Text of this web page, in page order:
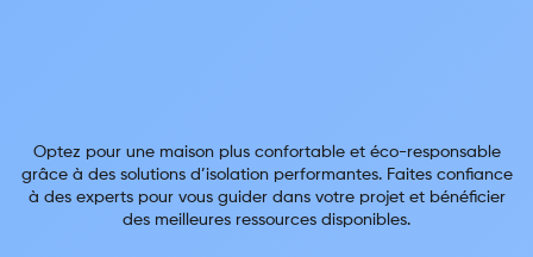
Optez pour une maison plus confortable et éco-responsable
grâce à des solutions d’isolation performantes. Faites confiance
à des experts pour vous guider dans votre projet et bénéficier
des meilleures ressources disponibles.